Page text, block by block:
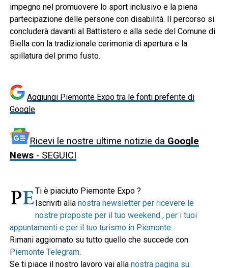
impegno nel promuovere lo sport inclusivo e la piena
partecipazione delle persone con disabilità. Il percorso si
concluderà davanti al Battistero e alla sede del Comune di
Biella con la tradizionale cerimonia di apertura e la
spillatura del primo fusto.
Aggiungi Piemonte Expo tra le fonti preferite di
Google
Ricevi le nostre ultime notizie da Google
News- SEGUICI
Ti è piaciuto Piemonte Expo ?
Iscriviti alla nostra newsletter per ricevere le
nostre proposte per il tuo weekend , per i tuoi
appuntamenti e per il tuo turismo in Piemonte.
Rimani aggiornato su tutto quello che succede con
Piemonte Telegram.
Se ti piace il nostro lavoro vai alla nostra pagina su